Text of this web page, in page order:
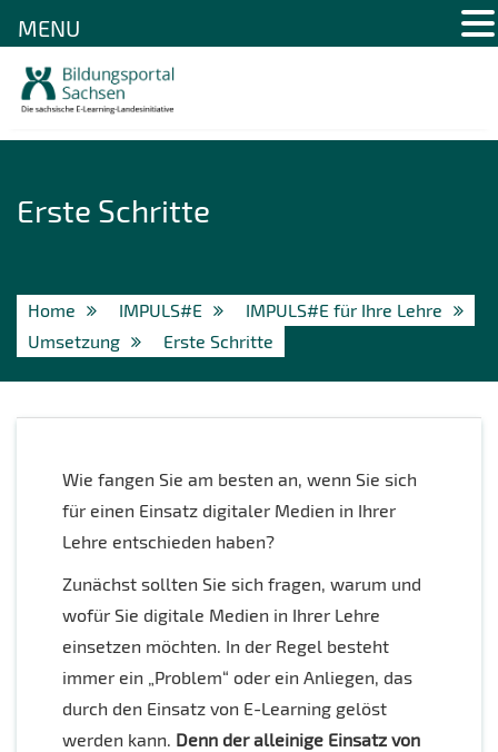
Erste Schritte
Home IMPULS#E
IMPULS#E für Ihre Lehre
Umsetzung
Erste Schritte
Wie fangen Sie am besten an, wenn Sie sich
für einen Einsatz digitaler Medien in Ihrer
Lehre entschieden haben?
Zunächst sollten Sie sich fragen, warum und
wofür Sie digitale Medien in Ihrer Lehre
einsetzen möchten. In der Regel besteht
immer ein „Problem“ oder ein Anliegen, das
durch den Einsatz von E-Learning gelöst
werden kann. Denn der alleinige Einsatz von
MENU